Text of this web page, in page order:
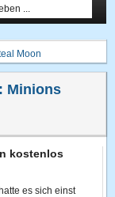
Moon
Minions
kostenlos
es sich einst